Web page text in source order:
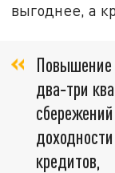
выгоднее, а
Повышение
два‑три
кредитов,